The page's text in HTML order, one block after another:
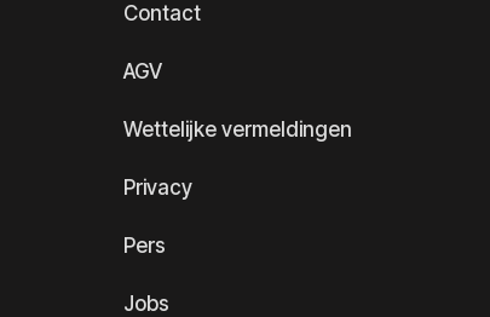
Contact
AGV
Wettelijke vermeldingen
Privacy
Pers
Jobs